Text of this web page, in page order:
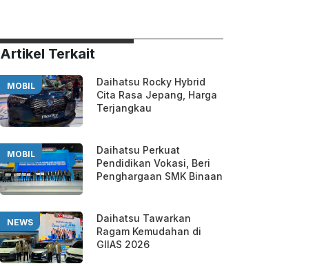
Artikel Terkait
MOBIL
Daihatsu Rocky Hybrid
Cita Rasa Jepang, Harga
Terjangkau
MOBIL
Daihatsu Perkuat
Pendidikan Vokasi, Beri
Penghargaan SMK Binaan
NEWS
Daihatsu Tawarkan
Ragam Kemudahan di
GIIAS 2026